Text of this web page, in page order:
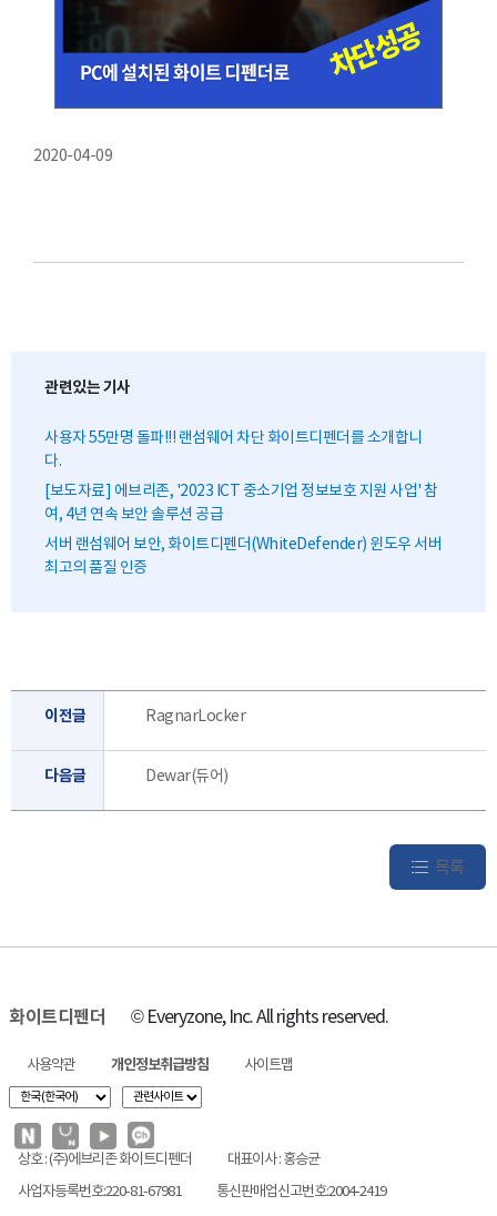
2020-04-09
관련있는 기사
사용자 55만명 돌파!!! 랜섬웨어 차단 화이트디펜더를 소개합니
다.
[보도자료] 에브리존, '2023 ICT 중소기업 정보보호 지원 사업' 참
여, 4년 연속 보안 솔루션 공급
서버 랜섬웨어 보안, 화이트디펜더(WhiteDefender) 윈도우 서버
최고의 품질 인증
이전글 RagnarLocker
다음글 Dewar(듀어)
목록
화이트디펜더 © Everyzone, Inc. All rights reserved.
사용약관 개인정보취급방침 사이트맵
상호 : (주)에브리존 화이트디펜더
대표이사 : 홍승균
사업자등록번호:220-81-67981
통신판매업신고번호:2004-2419